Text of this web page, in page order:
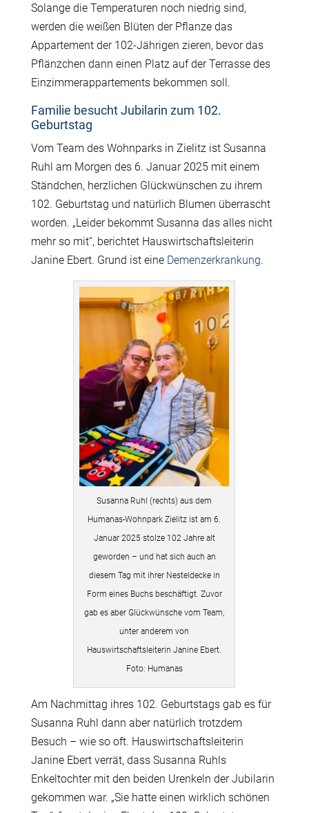
Solange die Temperaturen noch niedrig sind,
werden die weißen Blüten der Pflanze das
Appartement der 102-Jährigen zieren, bevor das
Pflänzchen dann einen Platz auf der Terrasse des
Einzimmerappartements bekommen soll.
Familie besucht Jubilarin zum 102.
Geburtstag
Vom Team des Wohnparks in Zielitz ist Susanna
Ruhl am Morgen des 6. Januar 2025 mit einem
Ständchen, herzlichen Glückwünschen zu ihrem
102. Geburtstag und natürlich Blumen überrascht
worden. „Leider bekommt Susanna das alles nicht
mehr so mit“, berichtet Hauswirtschaftsleiterin
Janine Ebert. Grund ist eine Demenzerkrankung.
Susanna Ruhl (rechts) aus dem
Humanas-Wohnpark Zielitz ist am 6.
Januar 2025 stolze 102 Jahre alt
geworden – und hat sich auch an
diesem Tag mit ihrer Nesteldecke in
Form eines Buchs beschäftigt. Zuvor
gab es aber Glückwünsche vom Team,
unter anderem von
Hauswirtschaftsleiterin Janine Ebert.
Foto: Humanas
Am Nachmittag ihres 102. Geburtstags gab es für
Susanna Ruhl dann aber natürlich trotzdem
Besuch – wie so oft. Hauswirtschaftsleiterin
Janine Ebert verrät, dass Susanna Ruhls
Enkeltochter mit den beiden Urenkeln der Jubilarin
gekommen war. „Sie hatte einen wirklich schönen